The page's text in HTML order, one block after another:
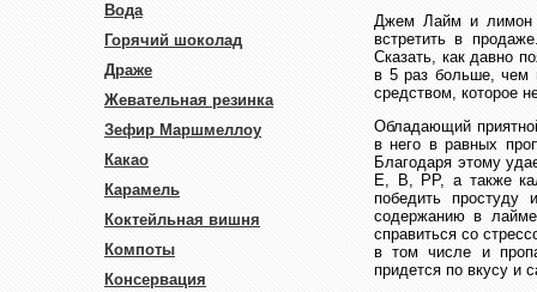
Вода
Горячий шоколад
Драже
Жевательная резинка
Зефир Маршмеллоу
Какао
Карамель
Коктейльная вишня
Компоты
Консервация
Джем Лайм и лимон
встретить в
Сказать, как давно
в 5 раз больше, чем
средством, которое
Обладающий
в него в равных
Благодаря этому
Е, В, РР, а также
победить простуду
содержанию в лайме
справиться со
в том числе и
придется по вкусу и